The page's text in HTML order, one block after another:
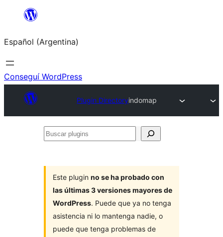
Saltar
contenido
Español (Argentina)
Conseguí WordPress
Plugin Directoryindomap
Buscar
Este plugin no se ha probado con
las últimas 3 versiones mayores de
WordPress. Puede que ya no tenga
asistencia ni lo mantenga nadie, o
puede que tenga problemas de